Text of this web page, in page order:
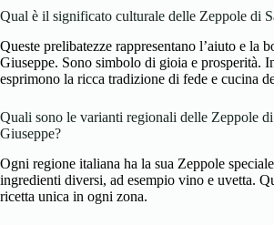
Qual è il significato culturale delle Zeppole di
Queste prelibatezze rappresentano l’aiuto e la
Giuseppe. Sono simbolo di gioia e prosperità.
esprimono la ricca tradizione di fede e cucina
Quali sono le varianti regionali delle Zeppole di
Giuseppe?
Ogni regione italiana ha la sua Zeppole
ingredienti diversi, ad esempio vino e uvetta.
ricetta unica in ogni zona.